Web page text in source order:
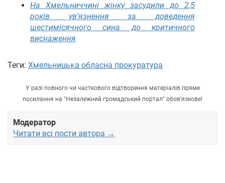
На Хмельниччині жінку засудили до 2,5
років ув’язнення за доведення
шестимісячного сина до критичного
виснаження
Теги: Хмельницька обласна прокуратура
У разі повного чи часткового відтворення матеріалів пряме
посилання на "Незалежний громадський портал" обов'язкове!
Модератор
Читати всі пости автора →